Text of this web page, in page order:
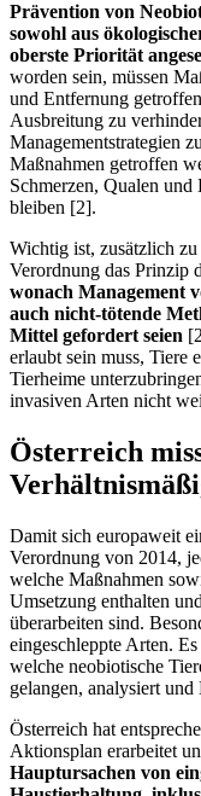
Prävention von
sowohl aus
oberste Priorität
worden sein, müssen
und Entfernung
Ausbreitung zu
Managementstrategien
Maßnahmen getroffen
Schmerzen, Qualen und
bleiben [2].
Wichtig ist, zusätzlich
Verordnung das Prinzip
wonach Management
auch nicht-tötende
Mittel gefordert seien
erlaubt sein muss, Tiere
Tierheime
invasiven Arten nicht
Österreich
Damit sich europaweit
Verordnung von 2014,
welche Maßnahmen
Umsetzung enthalten
überarbeiten sind.
eingeschleppte Arten.
welche neobiotische
gelangen, analysiert
Österreich hat
Aktionsplan erarbeitet
Hauptursachen von